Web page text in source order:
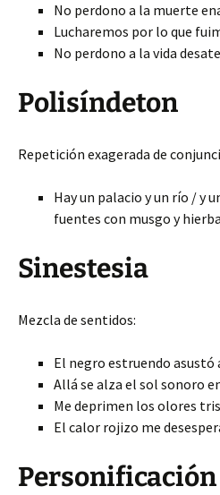
No perdono a la muerte
Lucharemos por lo que
No perdono a la vida
Polisíndeton
Repetición exagerada de
Hay un palacio y un río / y
fuentes con musgo y hierba
Sinestesia
Mezcla de sentidos:
El negro estruendo asustó
Allá se alza el sol sonoro
Me deprimen los olores
El calor rojizo me
Personificación